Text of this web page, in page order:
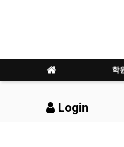
학
Login